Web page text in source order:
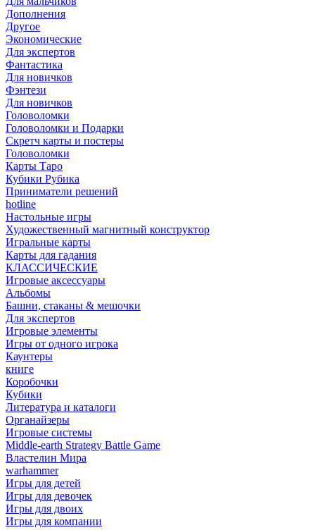
Дополнения
Другое
Экономические
Для экспертов
Фантастика
Для новичков
Фэнтези
Для новичков
Головоломки
Головоломки и Подарки
Cкретч карты и постеры
Головоломки
Карты Таро
Кубики Рубика
Приниматели решений
hotline
Настольные игры
Художественный магнитный конструктор
Игральные карты
Карты для гадания
КЛАССИЧЕСКИЕ
Игровые аксессуары
Альбомы
Башни, стаканы & мешочки
Для экспертов
Игровые элементы
Игры от одного игрока
Каунтеры
книге
Коробочки
Кубики
Литература и каталоги
Органайзеры
Игровые системы
Middle-earth Strategy Battle Game
Властелин Мира
warhammer
Игры для детей
Игры для девочек
Игры для двоих
Игры для компании